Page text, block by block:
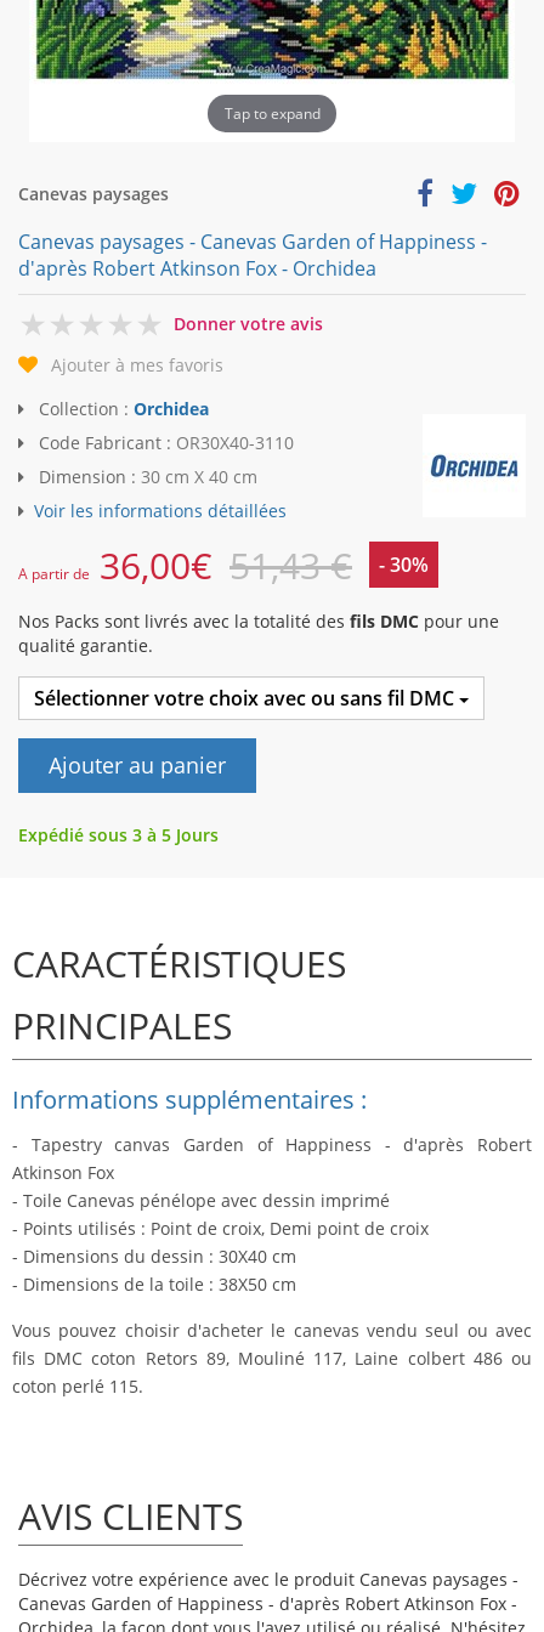
Tap to expand
Canevas paysages
Canevas paysages - Canevas Garden of Happiness -
d'après Robert Atkinson Fox - Orchidea
0
Donner votre avis
Ajouter à mes favoris
Collection : Orchidea
Code Fabricant : OR30X40-3110
Dimension : 30 cm X 40 cm
Voir les informations détaillées
A partir de 36,00€ 51,43 € - 30%
Nos Packs sont livrés avec la totalité des fils DMC pour une
qualité garantie.
Sélectionner votre choix avec ou sans fil DMC
Ajouter au panier
Expédié sous 3 à 5 Jours
CARACTÉRISTIQUES
PRINCIPALES
Informations supplémentaires :
- Tapestry canvas Garden of Happiness - d'après Robert
Atkinson Fox
- Toile Canevas pénélope avec dessin imprimé
- Points utilisés : Point de croix, Demi point de croix
- Dimensions du dessin : 30X40 cm
- Dimensions de la toile : 38X50 cm
Vous pouvez choisir d'acheter le canevas vendu seul ou avec
fils DMC coton Retors 89, Mouliné 117, Laine colbert 486 ou
coton perlé 115.
AVIS CLIENTS
Décrivez votre expérience avec le produit Canevas paysages -
Canevas Garden of Happiness - d'après Robert Atkinson Fox -